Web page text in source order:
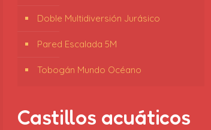
Doble Multidiversión Jurásico
Pared Escalada 5M
Tobogán Mundo Océano
Castillos acuáticos